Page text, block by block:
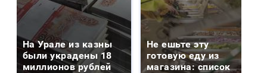
На Урале из казны
были украдены 18
миллионов рублей
Не ешьте эту
готовую еду из
магазина: список